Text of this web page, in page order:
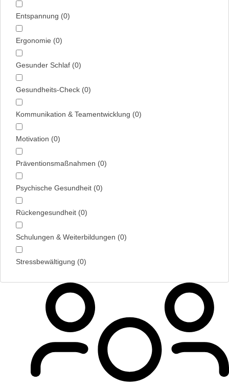
Entspannung (0)
Ergonomie (0)
Gesunder Schlaf (0)
Gesundheits-Check (0)
Kommunikation & Team­entwicklung (0)
Motivation (0)
Präventions­maßnahmen (0)
Psychische Gesundheit (0)
Rückengesundheit (0)
Schulungen & Weiterbildungen (0)
Stress­bewältigung (0)